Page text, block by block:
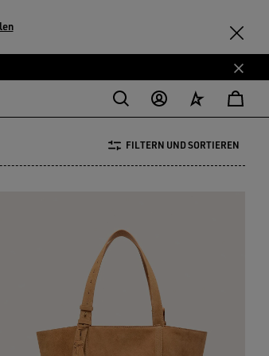
FILTERN UND SORTIEREN